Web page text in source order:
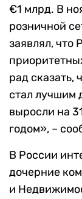
€1 млрд. В
розничной
заявлял, что
рад
стал лучшим
выросли на
годом», –
В России
дочерние
и